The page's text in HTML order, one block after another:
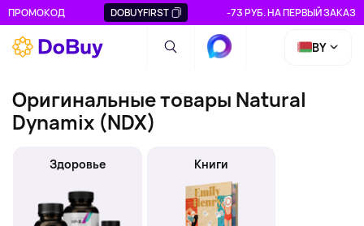
ПРОМОКОД DOBUYFIRST -73 РУБ. НА ПЕРВЫЙ ЗАКАЗ
BY
Оригинальные товары Natural
Dynamix (NDX)
Здоровье Книги